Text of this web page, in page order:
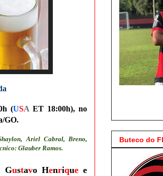
(USA ET 18:00h), no
GO.
Ariel Cabral, Breno,
Glauber Ramos.
Gustavo Henriquee
Buteco do